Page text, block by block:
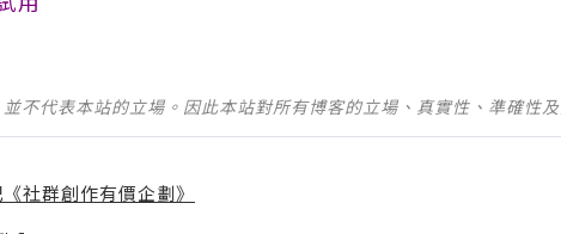
不代表本站的立場。因此本站對所有博客的立場、真實性、準確性
社群創作有價企劃》